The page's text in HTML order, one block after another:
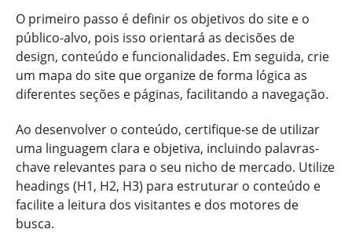
O primeiro passo é definir os objetivos do site e o
público-alvo, pois isso orientará as decisões de
design, conteúdo e funcionalidades. Em seguida, crie
um mapa do site que organize de forma lógica as
diferentes seções e páginas, facilitando a navegação.
Ao desenvolver o conteúdo, certifique-se de utilizar
uma linguagem clara e objetiva, incluindo palavras-
chave relevantes para o seu nicho de mercado. Utilize
headings (H1, H2, H3) para estruturar o conteúdo e
facilite a leitura dos visitantes e dos motores de
busca.